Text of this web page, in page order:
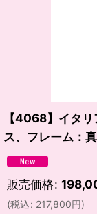
【4068】イタ
ス、フレーム：真
販売価格:
(税込: 217,800円)